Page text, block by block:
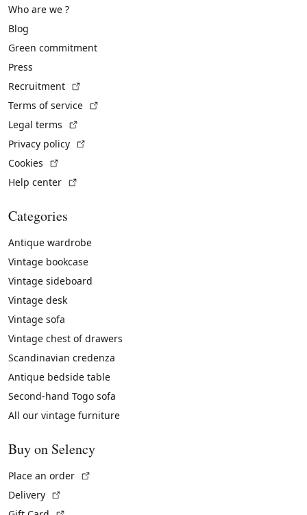
Who are we ?
Blog
Green commitment
Press
Recruitment
Terms of service
Legal terms
Privacy policy
Cookies
Help center
Categories
Antique wardrobe
Vintage bookcase
Vintage sideboard
Vintage desk
Vintage sofa
Vintage chest of drawers
Scandinavian credenza
Antique bedside table
Second-hand Togo sofa
All our vintage furniture
Buy on Selency
Place an order
Delivery